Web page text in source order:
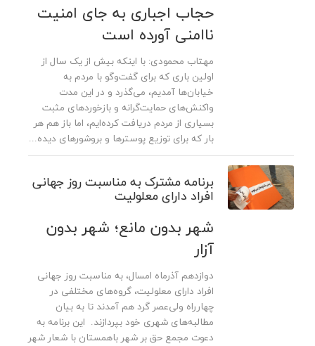
حجاب اجباری به جای امنیت
ناامنی آورده است
مهتاب محمودی: با اینکه بیش از یک‌ سال از
اولین باری که برای گفت‌وگو با مردم به
خیابان‌ها آمدیم، می‌گذرد و در این مدت
واکنش‌های حمایت‌گرانه و بازخوردهای مثبت
بسیاری از مردم دریافت کرده‌ایم، اما باز هم هر
بار که برای توزیع پوسترها و بروشورهای دیده...
برنامه مشترک به مناسبت روز جهانی
افراد دارای معلولیت
شهر بدون مانع؛ شهر بدون
آزار
دوازدهم آذرماه امسال، به مناسبت روز جهانی
افراد دارای معلولیت، گروه‌های مختلفی در
چهارراه ولی‌عصر گرد هم آمدند تا به بیان
مطالبه‌های شهری خود بپردازند. این برنامه به
دعوت مجمع حق بر شهر باهمستان با شعار شهر